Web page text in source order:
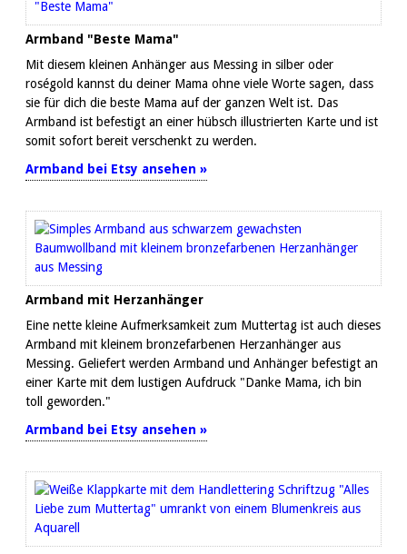
Armband "Beste Mama"
Mit diesem kleinen Anhänger aus Messing in silber oder
roségold kannst du deiner Mama ohne viele Worte sagen, dass
sie für dich die beste Mama auf der ganzen Welt ist. Das
Armband ist befestigt an einer hübsch illustrierten Karte und ist
somit sofort bereit verschenkt zu werden.
Armband bei Etsy ansehen »
Armband mit Herzanhänger
Eine nette kleine Aufmerksamkeit zum Muttertag ist auch dieses
Armband mit kleinem bronzefarbenen Herzanhänger aus
Messing. Geliefert werden Armband und Anhänger befestigt an
einer Karte mit dem lustigen Aufdruck "Danke Mama, ich bin
toll geworden."
Armband bei Etsy ansehen »